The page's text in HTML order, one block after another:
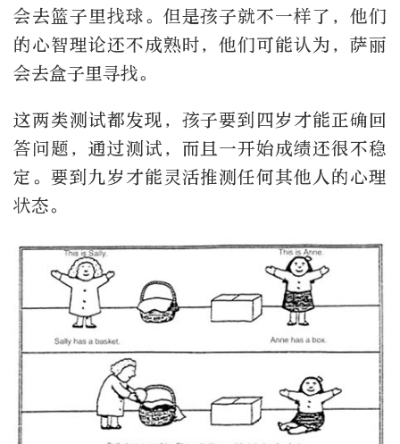
会去篮子里找球。但是孩子就不一样了，他们
的心智理论还不成熟时，他们可能认为，萨丽
会去盒子里寻找。
这两类测试都发现，孩子要到四岁才能正确回
答问题，通过测试，而且一开始成绩还很不稳
定。要到九岁才能灵活推测任何其他人的心理
状态。